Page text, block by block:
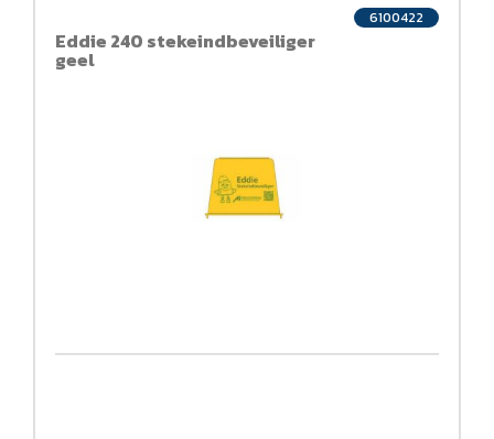
Eddie 240 stekeindbeveiliger
geel
6100422